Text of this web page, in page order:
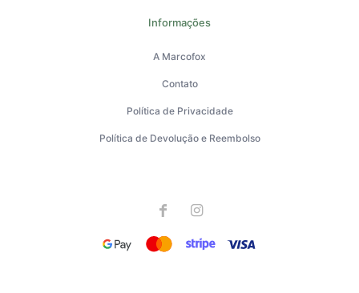
Informações
A Marcofox
Contato
Política de Privacidade
Política de Devolução e Reembolso